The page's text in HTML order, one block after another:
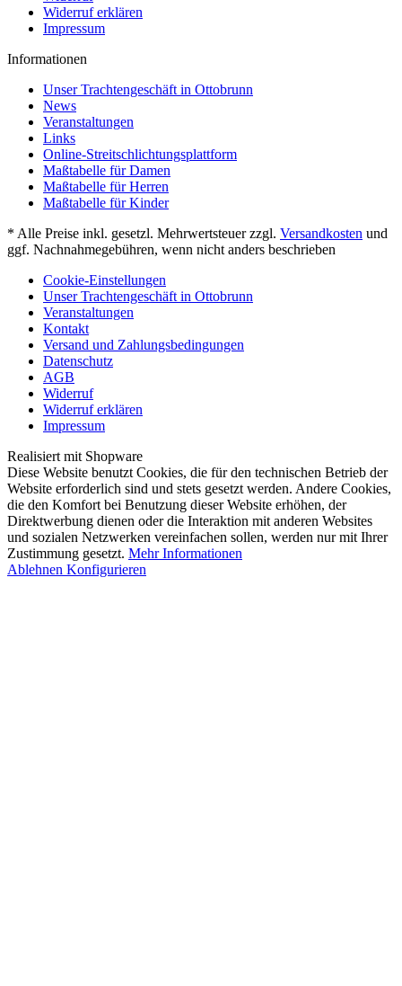
Widerruf erklären
Impressum
Informationen
Unser Trachtengeschäft in Ottobrunn
News
Veranstaltungen
Links
Online-Streitschlichtungsplattform
Maßtabelle für Damen
Maßtabelle für Herren
Maßtabelle für Kinder
* Alle Preise inkl. gesetzl. Mehrwertsteuer zzgl. Versandkosten und
ggf. Nachnahmegebühren, wenn nicht anders beschrieben
Cookie-Einstellungen
Unser Trachtengeschäft in Ottobrunn
Veranstaltungen
Kontakt
Versand und Zahlungsbedingungen
Datenschutz
AGB
Widerruf
Widerruf erklären
Impressum
Realisiert mit Shopware
Diese Website benutzt Cookies, die für den technischen Betrieb der
Website erforderlich sind und stets gesetzt werden. Andere Cookies,
die den Komfort bei Benutzung dieser Website erhöhen, der
Direktwerbung dienen oder die Interaktion mit anderen Websites
und sozialen Netzwerken vereinfachen sollen, werden nur mit Ihrer
Zustimmung gesetzt. Mehr Informationen
Ablehnen Konfigurieren